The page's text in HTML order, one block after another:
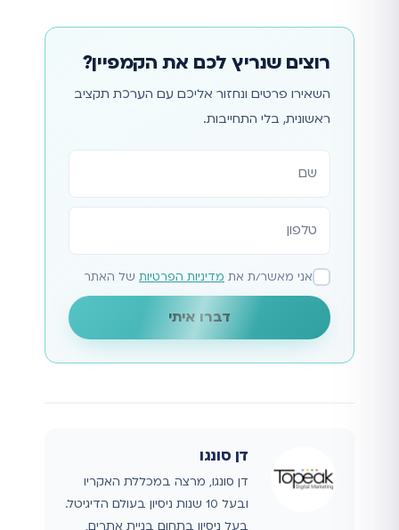
רוצים שנריץ לכם את הקמפיין?
השאירו פרטים ונחזור אליכם עם הערכת תקציב
ראשונית, בלי התחייבות.
אתר
אני מאשר/ת את מדיניות הפרטיות של האתר
דברו איתי
דן סונגו
דן סונגו, מרצה במכללת האקריו
ובעל 10 שנות ניסיון בעולם הדיגיטל.
בעל ניסיון בתחום בניית אתרים,